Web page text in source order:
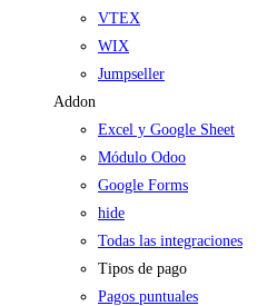
VTEX
WIX
Jumpseller
Addon
Excel y Google Sheet
Módulo Odoo
Google Forms
hide
Todas las integraciones
Tipos de pago
Pagos puntuales